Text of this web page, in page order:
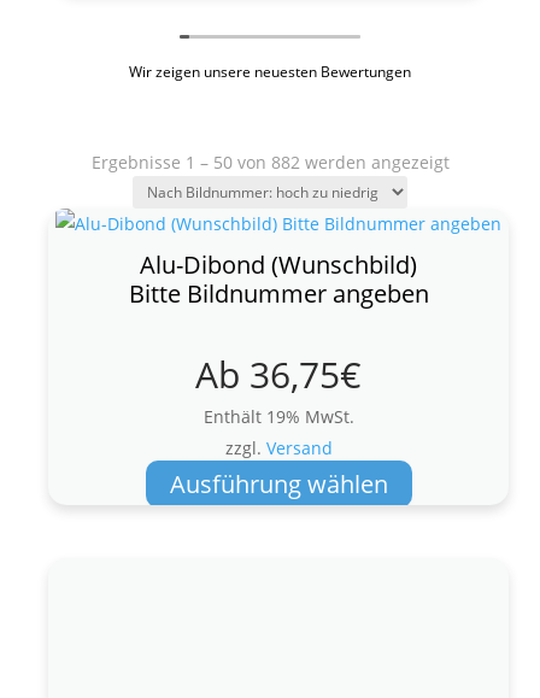
Wir zeigen unsere neuesten Bewertungen
Ergebnisse 1 – 50 von 882 werden angezeigt
Alu-Dibond (Wunschbild)
Bitte Bildnummer angeben
Ab 36,75€
Enthält 19% MwSt.
zzgl. Versand
Ausführung wählen
Dieses
Produkt